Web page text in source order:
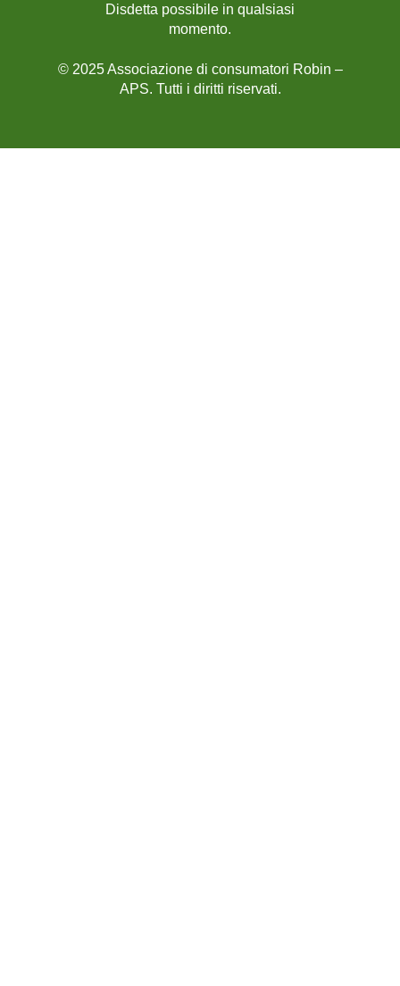
Disdetta possibile in qualsiasi
momento.
© 2025 Associazione di consumatori Robin –
APS. Tutti i diritti riservati.